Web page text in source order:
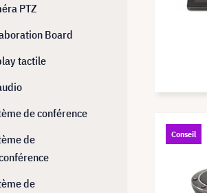
PTZ
Board
tactile
de conférence
de
de
Conseil